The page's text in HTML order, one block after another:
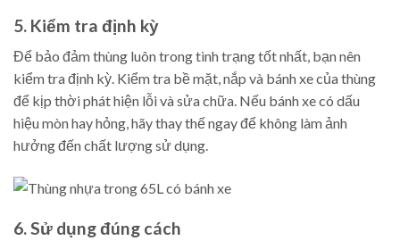
5. Kiểm tra định kỳ
Để bảo đảm thùng luôn trong tình trạng tốt nhất, bạn nên
kiểm tra định kỳ. Kiểm tra bề mặt, nắp và bánh xe của thùng
để kịp thời phát hiện lỗi và sửa chữa. Nếu bánh xe có dấu
hiệu mòn hay hỏng, hãy thay thế ngay để không làm ảnh
hưởng đến chất lượng sử dụng.
6. Sử dụng đúng cách